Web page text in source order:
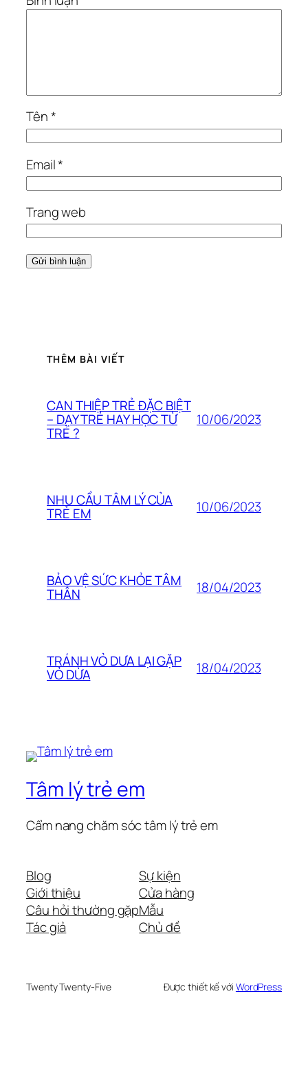
Tên*
Email*
Trang web
THÊM BÀI VIẾT
CAN THIỆP TRẺ ĐẶC BIỆT
– DẠY TRẺ HAY HỌC TỪ
TRẺ ?
10/06/2023
NHU CẦU TÂM LÝ CỦA
TRẺ EM 10/06/2023
BẢO VỆ SỨC KHỎE TÂM
THÂN 18/04/2023
TRÁNH VỎ DƯA LẠI GẶP
VỎ DỪA 18/04/2023
Tâm lý trẻ em
Cẩm nang chăm sóc tâm lý trẻ em
Blog
Giới thiệu
Câu hỏi thường gặp
Tác giả
Sự kiện
Cửa hàng
Mẫu
Chủ đề
Twenty Twenty-Five Được thiết kế với WordPress